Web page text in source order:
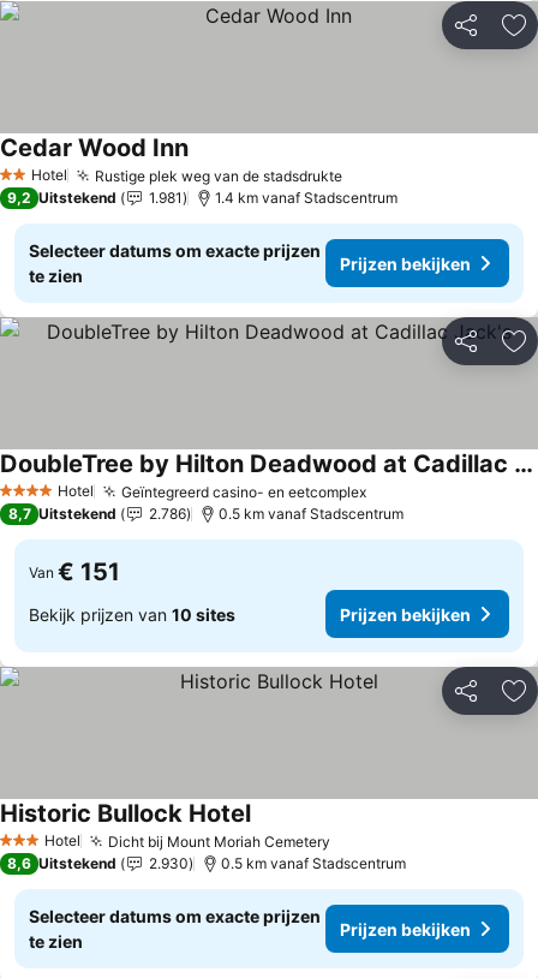
Delen
2 Sterren
Hotel Rustige plek weg van de stadsdruktePrijzen bekijken
Cedar Wood InnPrijzen bekijken
9,2 Uitstekend 1.981 1.4 km vanaf Stadscentrum
Selecteer datums om exacte prijzen
te zien
Prijzen bekijken
Delen
4 SterrenHotel Geïntegreerd casino- en eetcomplexPrijzen bekijken
DoubleTree by Hilton Deadwood at Cadillac Jack's
Prijzen bekijken
8,7 Uitstekend 2.786 0.5 km vanaf Stadscentrum
Van € 151
Bekijk prijzen van 10 sites Prijzen bekijken
Delen
3 SterrenHotel Dicht bij Mount Moriah Cemetery
Historic Bullock HotelPrijzen bekijken
8,6 Uitstekend 2.930 0.5 km vanaf Stadscentrum
Selecteer datums om exacte prijzen
te zien
Prijzen bekijken